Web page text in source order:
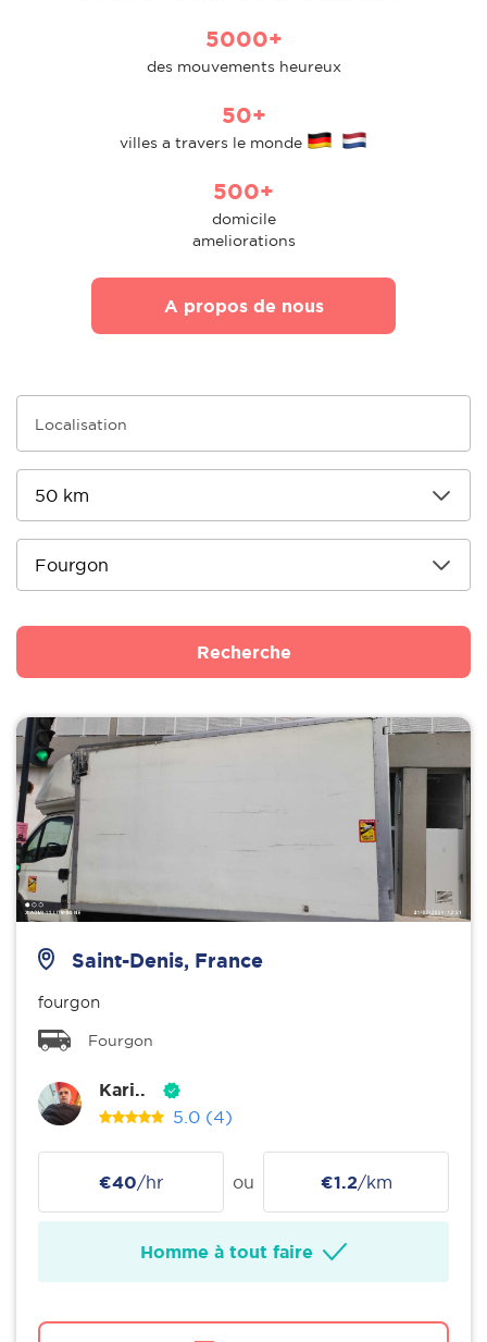
5000+
des mouvements heureux
50+
villes a travers le monde
500+
domicile
ameliorations
A propos de nous
Recherche
Saint-Denis, France
fourgon
Fourgon
Kari..
5.0 (4)
€40/hr ou €1.2/km
Homme à tout faire